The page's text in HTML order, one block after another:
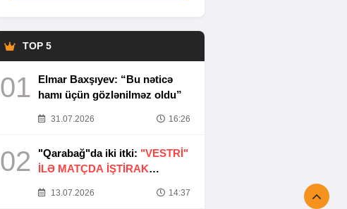
TOP 5
01
Elmar Baxşıyev: “Bu nəticə
hamı üçün gözlənilməz oldu”
31.07.2026 16:26
02 "Qarabağ"da iki itki: "VESTRİ"
İLƏ MATÇDA İŞTİRAK
13.07.2026 14:37